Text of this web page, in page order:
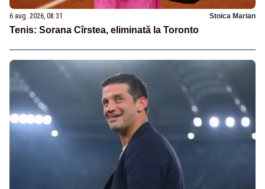
6 aug. 2026, 08:31 Stoica Marian
Tenis: Sorana Cîrstea, eliminată la Toronto